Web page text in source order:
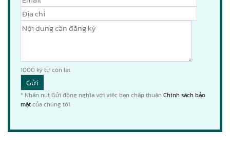
1000 ký tự còn lại.
* Nhấn nút Gửi đồng nghĩa với việc bạn chấp thuận Chính sách bảo
mậtcủa chúng tôi.